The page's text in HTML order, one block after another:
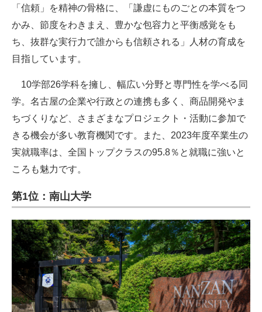
「信頼」を精神の骨格に、「謙虚にものごとの本質をつ
かみ、節度をわきまえ、豊かな包容力と平衡感覚をも
ち、抜群な実行力で誰からも信頼される」人材の育成を
目指しています。
10学部26学科を擁し、幅広い分野と専門性を学べる同
学。名古屋の企業や行政との連携も多く、商品開発やま
ちづくりなど、さまざまなプロジェクト・活動に参加で
きる機会が多い教育機関です。また、2023年度卒業生の
実就職率は、全国トップクラスの95.8％と就職に強いと
ころも魅力です。
第1位：南山大学